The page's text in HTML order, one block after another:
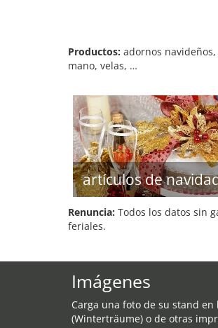
Productos: adornos
mano, velas, …
artículos de
Renuncia: Todos los datos sin
feriales.
Imágenes
Carga una foto de su stand
(Winterträume) o de otras